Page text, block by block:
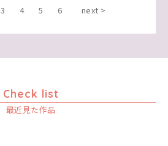
3 4 5 6 next >
Check list
最近見た作品